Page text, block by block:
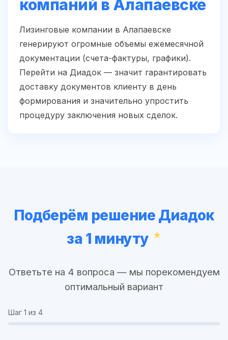
компаний в Алапаевске
Лизинговые компании в Алапаевске
генерируют огромные объемы ежемесячной
документации (счета-фактуры, графики).
Перейти на Диадок — значит гарантировать
доставку документов клиенту в день
формирования и значительно упростить
процедуру заключения новых сделок.
Подберём решение Диадок
за 1 минуту
Ответьте на 4 вопроса — мы порекомендуем
оптимальный вариант
Шаг 1 из 4